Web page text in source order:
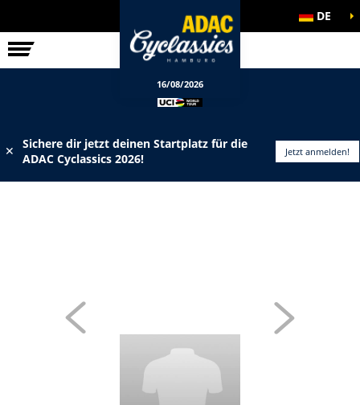
RENNEN DE
16/08/2026
✕
Sichere dir jetzt deinen Startplatz für die
ADAC Cyclassics 2026!
Jetzt anmelden!